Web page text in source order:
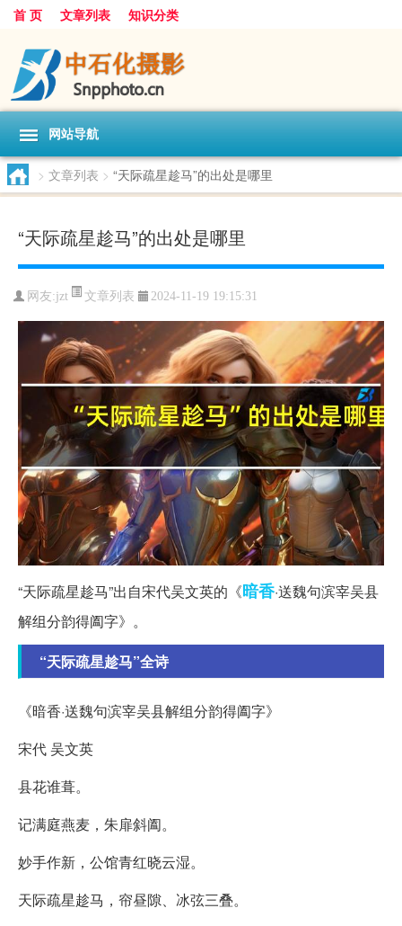
首 页 文章列表 知识分类
网站导航
> 文章列表 > “天际疏星趁马”的出处是哪里
“天际疏星趁马”的出处是哪里
网友:jzt 文章列表 2024-11-19 19:15:31
“天际疏星趁马”出自宋代吴文英的《暗香·送魏句滨宰吴县
解组分韵得阖字》。
“天际疏星趁马”全诗
《暗香·送魏句滨宰吴县解组分韵得阖字》
宋代 吴文英
县花谁葺。
记满庭燕麦，朱扉斜阖。
妙手作新，公馆青红晓云湿。
天际疏星趁马，帘昼隙、冰弦三叠。